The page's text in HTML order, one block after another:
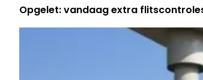
Opgelet: vandaag extra